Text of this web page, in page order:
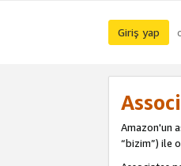
Giriş yap
Amazon'un
“bizim”) ile